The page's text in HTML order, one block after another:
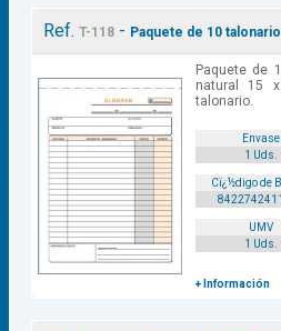
Ref. T-118- Paquete de 10
Paquete de
natural 15
talonario.
Envase
1 Uds.
Cï¿½digo de
UMV
1 Uds.
+ Información